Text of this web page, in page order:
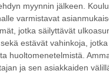
myynnin jälkeen.
varmistavat
jotka säilyttävät
estävät vahinkoja,
huoltomenetelmistä.
ja sen asiakkaiden